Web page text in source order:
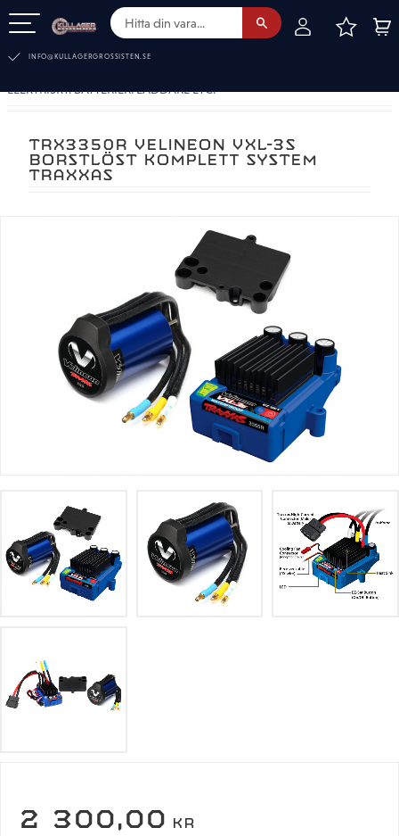
INFO@KULLAGERGROSSISTEN.SE
ELEKTRISKT. BATTERIER. LADDARE ETC.
TRX3350R VELINEON VXL-3S
BORSTLÖST KOMPLETT SYSTEM
TRAXXAS
2 300,00 KR